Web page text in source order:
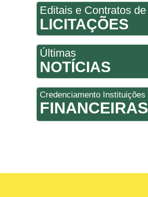
Editais e Contratos de
LICITAÇÕES
Últimas
NOTÍCIAS
Credenciamento Instituições
FINANCEIRAS